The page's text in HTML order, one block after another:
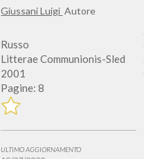
Giussani Luigi Autore
Russo
Litterae Communionis-Sled
2001
Pagine: 8
ULTIMO AGGIORNAMENTO